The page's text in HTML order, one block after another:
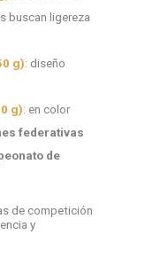
buscan ligereza
g): diseño
g): en color
federativas
de
de competición
y